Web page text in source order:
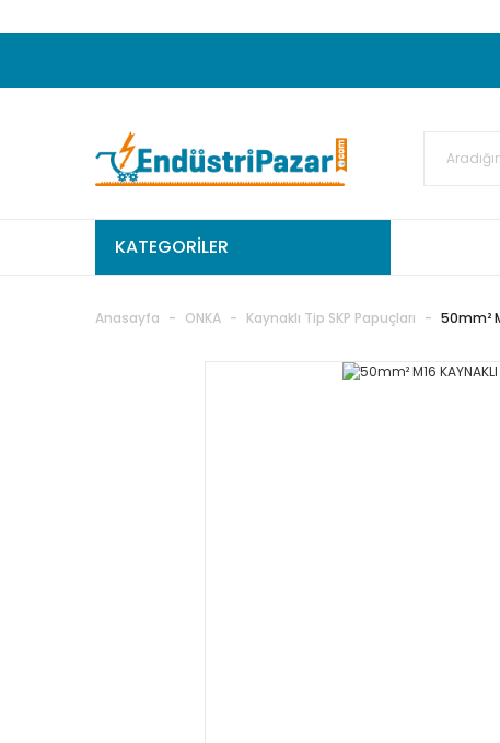
20.000TL ve Üzeri Alışverişlerinizde KARGO
KATEGORİLER
Anasayfa ONKA Kaynaklı Tip SKP Papuçları 50mm²